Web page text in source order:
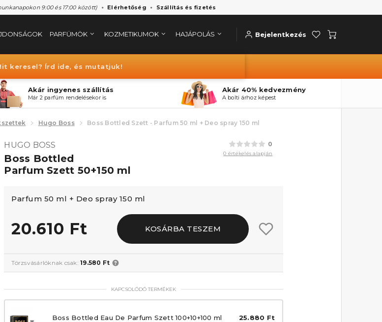
9:00 és 17:00 között) Elérhetőség Szállítás és fizetés
PARFÜMÖK KOZMETIKUMOK HAJÁPOLÁS Bejelentkezés
keresel? Írd ide, és mutatjuk!
Akár ingyenes szállítás
Már 2 parfüm rendelésekor is
Akár 40% kedvezmény
A bolti árhoz képest
Hugo Boss Boss Bottled Szett - Parfum 50 ml + Deo spray 150 ml
0
0 értékelés alapján
HUGO BOSS
Boss Bottled
Parfum Szett 50+150 ml
Parfum 50 ml + Deo spray 150 ml
20.610 Ft KOSÁRBA TESZEM
Törzsvásárlóknak csak:19.580 Ft
KAPCSOLÓDÓ TERMÉKEK
Boss Bottled Eau De Parfum Szett 100+10+100 ml 25.880 Ft